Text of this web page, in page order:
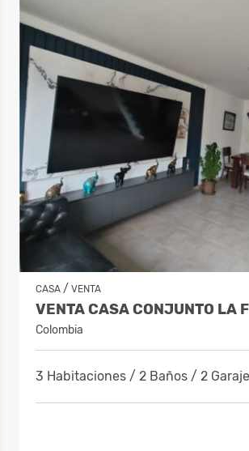
CASA / VENTA
Colombia
3 Habitaciones / 2 Baños / 2